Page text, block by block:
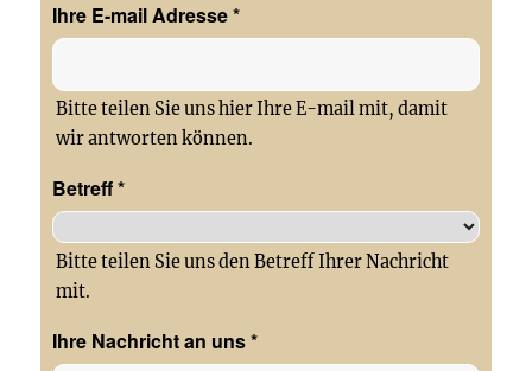
Ihre E-mail Adresse*
Bitte teilen Sie uns hier Ihre E-mail mit, damit
wir antworten können.
Betreff*
Bitte teilen Sie uns den Betreff Ihrer Nachricht
mit.
Ihre Nachricht an uns*